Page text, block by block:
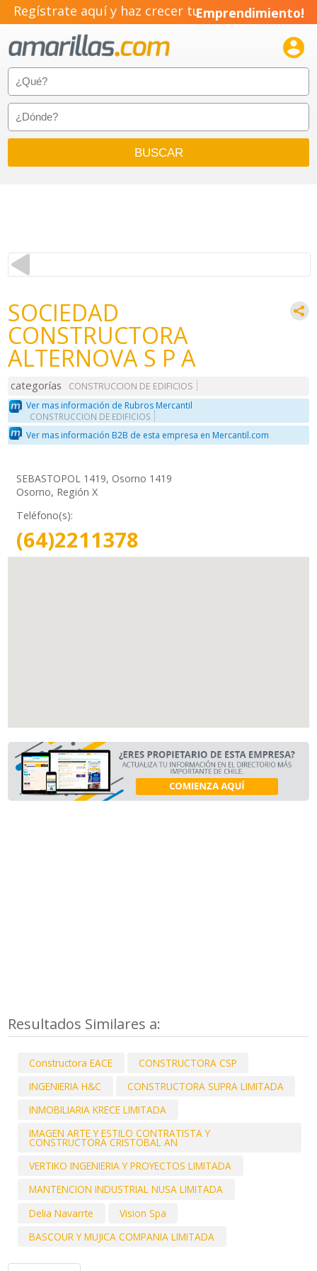
Regístrate aquí y haz crecer tuEmprendimiento!

SOCIEDAD
CONSTRUCTORA
ALTERNOVA S P A
categorías
CONSTRUCCION DE EDIFICIOS
Ver mas información de Rubros Mercantil
CONSTRUCCION DE EDIFICIOS
Ver mas información B2B de esta empresa en Mercantil.com
SEBASTOPOL 1419, Osorno 1419
Osorno, Región X
Teléfono(s):
(64)2211378
Resultados Similares a:
Constructora EACE
CONSTRUCTORA CSP
INGENIERIA H&C
CONSTRUCTORA SUPRA LIMITADA
INMOBILIARIA KRECE LIMITADA
IMAGEN ARTE Y ESTILO CONTRATISTA Y
CONSTRUCTORA CRISTOBAL AN
VERTIKO INGENIERIA Y PROYECTOS LIMITADA
MANTENCION INDUSTRIAL NUSA LIMITADA
Delia Navarrte
Vision Spa
BASCOUR Y MUJICA COMPANIA LIMITADA